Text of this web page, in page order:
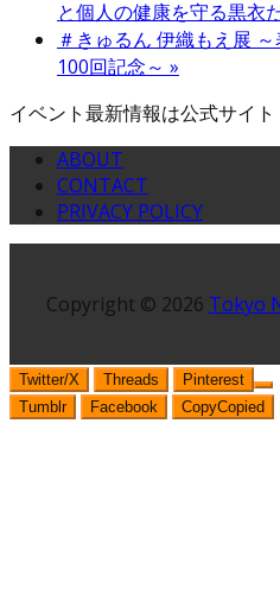
と個人の健康を守る黒衣
＃きゅるん 伊織もえ展
100回記念～ »
イベント最新情報は公式サイト
ABOUT
CONTACT
PRIVACY POLICY
Copyright © 2026 Tokyo
Twitter/X Threads
Pinterest
Tumblr
Facebook CopyCopied